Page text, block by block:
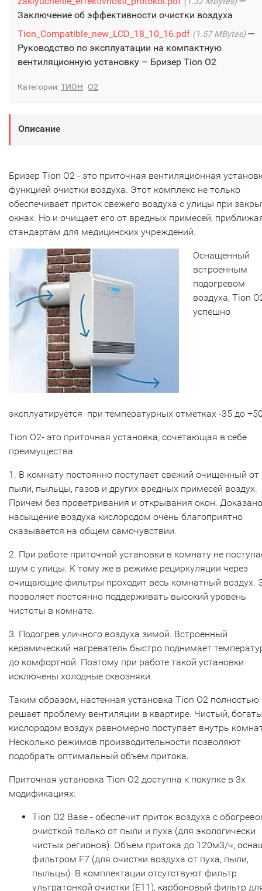
Заключение об эффективности очистки воздуха
Tion_Compatible_new_LCD_18_10_16.pdf 1.57 MBytes
Руководство по эксплуатации на компактную
вентиляционную установку – Бризер Tion О2
Категории:ТИОН O2
Описание
Бризер Tion О2 - это приточная вентиляционная
функцией очистки воздуха. Этот комплекс не только
обеспечивает приток свежего воздуха с улицы при
окнах. Но и очищает его от вредных примесей,
стандартам для медицинских учреждений.
Оснащенный
встроенным
подогревом
воздуха, Tion
успешно
эксплуатируется при температурных отметках -35 до
Tion О2- это приточная установка, сочетающая в себе
преимущества:
1. В комнату постоянно поступает свежий очищенный от
пыли, пыльцы, газов и других вредных примесей воздух.
Причем без проветривания и открывания окон.
насыщение воздуха кислородом очень благоприятно
сказывается на общем самочувствии.
2. При работе приточной установки в комнату не
шум с улицы. К тому же в режиме рециркуляции через
очищающие фильтры проходит весь комнатный воздух.
позволяет постоянно поддерживать высокий уровень
чистоты в комнате.
3. Подогрев уличного воздуха зимой. Встроенный
керамический нагреватель быстро поднимает
до комфортной. Поэтому при работе такой установки
исключены холодные сквозняки.
Таким образом, настенная установка Tion О2 полностью
решает проблему вентиляции в квартире. Чистый,
кислородом воздух равномерно поступает внутрь
Несколько режимов производительности позволяют
подобрать оптимальный объем притока.
Приточная установка Tion О2 доступна к покупке в 3х
модификациях:
Tion О2 Base - обеспечит приток воздуха с
очисткой только от пыли и пуха (для экологически
чистых регионов). Объем притока до 120м3/ч,
фильтром F7 (для очистки воздуха от пуха, пыли,
пыльцы). В комплектации отсутствуют фильтр
ультратонкой очистки (Е11), карбоновый фильтр